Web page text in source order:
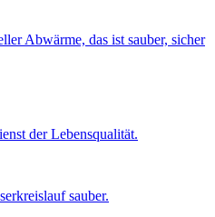
Abwärme, das ist sauber, sicher
der Lebensqualität.
sauber.